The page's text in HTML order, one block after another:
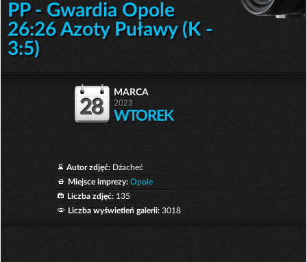
PP - Gwardia Opole
26:26 Azoty Puławy (K -
3:5)
28
marca
2023
WTOREK
Autor zdjęć: Dżacheć
Miejsce imprezy: Opole
Liczba zdjęć: 135
Liczba wyświetleń galerii: 3018